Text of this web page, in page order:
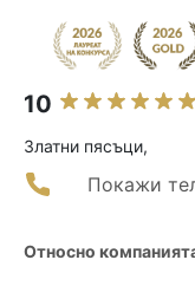
10
Златни пясъци,
Покажи
Относно